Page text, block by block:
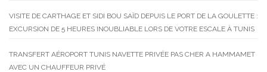
VISITE DE CARTHAGE ET SIDI BOU SAÏD DEPUIS LE PORT DE LA GOULETTE :
EXCURSION DE 5 HEURES INOUBLIABLE LORS DE VOTRE ESCALE À TUNIS
TRANSFERT AÉROPORT TUNIS NAVETTE PRIVÉE PAS CHER A HAMMAMET
AVEC UN CHAUFFEUR PRIVÉ